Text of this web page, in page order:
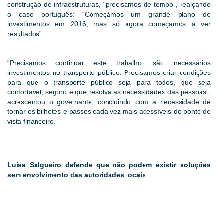
construção de infraestruturas, “precisamos de tempo”, realçando
o caso português: “Começámos um grande plano de
investimentos em 2016, mas só agora começamos a ver
resultados”.
“Precisamos continuar este trabalho, são necessários
investimentos no transporte público. Precisamos criar condições
para que o transporte público seja para todos, que seja
confortável, seguro e que resolva as necessidades das pessoas”,
acrescentou o governante, concluindo com a necessidade de
tornar os bilhetes e passes cada vez mais acessíveis do ponto de
vista financeiro.
Luísa Salgueiro defende que não podem existir soluções
sem envolvimento das autoridades locais